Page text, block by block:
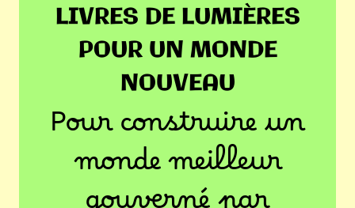
LIVRES DE LUMIÈRES
POUR UN MONDE
NOUVEAU
Pour construire un
monde meilleur